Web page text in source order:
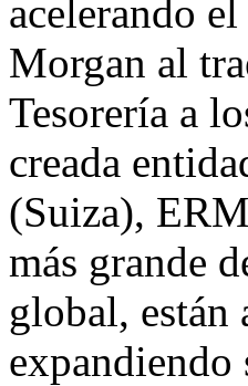
acelerando
Morgan al
Tesorería a
creada
(Suiza),
más grande
global,
expandiendo